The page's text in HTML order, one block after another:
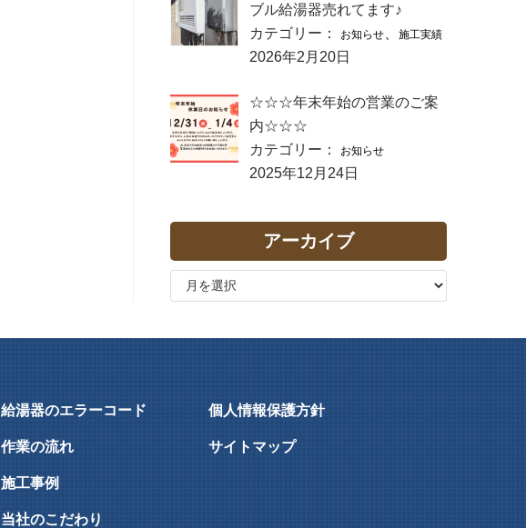
ブル給湯器売れてます♪
カテゴリー：
お知らせ 施工実績
2026年2月20日
☆☆☆年末年始の営業のご案
内☆☆☆
カテゴリー：
お知らせ
2025年12月24日
アーカイブ
給湯器のエラーコード
作業の流れ
施工事例
当社のこだわり
個人情報保護方針
サイトマップ